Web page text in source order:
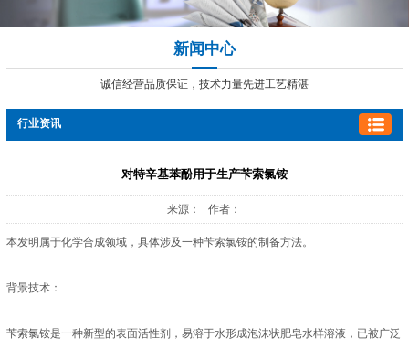
新闻中心
诚信经营品质保证，技术力量先进工艺精湛
行业资讯
对特辛基苯酚用于生产苄索氯铵
来源： 作者：
本发明属于化学合成领域，具体涉及一种苄索氯铵的制备方法。
背景技术：
苄索氯铵是一种新型的表面活性剂，易溶于水形成泡沫状肥皂水样溶液，已被广泛